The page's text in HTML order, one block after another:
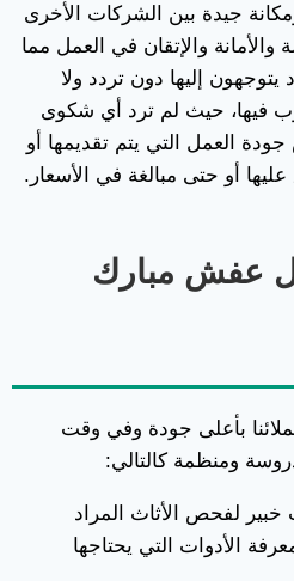
جيدة بين الشركات الأخرى
والإتقان في العمل مما
يتوجهون إليها دون تردد ولا
فيها، حيث لم ترد أي شكوى
العمل التي يتم تقديمها أو
عليها أو حتى مبالغة في الأسعار.
عفش مبارك
بأعلى جودة وفي وقت
ومنظمة كالتالي:
خبير لفحص الأثاث المراد
الأدوات التي يحتاجها